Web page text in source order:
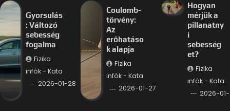
Gyorsulás
: Változó
sebesség
fogalma
Fizika
infók - Kata
2026-01-28
Coulomb-
törvény:
Az
erőhatáso
k alapja
Fizika
infók - Kata
2026-01-27
Hogyan
mérjük a
pillanatny
i
sebesség
et?
Fizika
infók - Kata
2026-